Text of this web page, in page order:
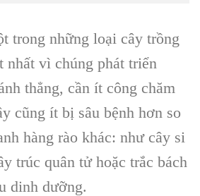
trong những loại cây trồng
nhất vì chúng phát triển
thẳng, cần ít công chăm
cũng ít bị sâu bệnh hơn so
hàng rào khác: như cây si
trúc quân tử hoặc trắc bách
dinh dưỡng.